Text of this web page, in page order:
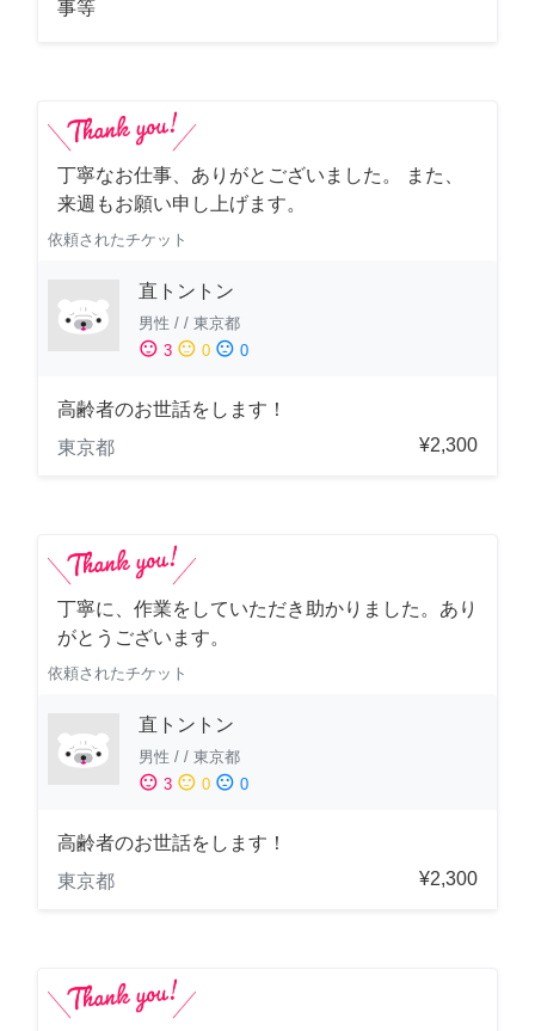
事等
丁寧なお仕事、ありがとございました。 また、
来週もお願い申し上げます。
依頼されたチケット
直トントン
男性 / / 東京都
sentiment_satisfied 3 sentiment_neutral 0 sentiment_dissatisfied 0
高齢者のお世話をします！
東京都
¥2,300
丁寧に、作業をしていただき助かりました。あり
がとうございます。
依頼されたチケット
直トントン
男性 / / 東京都
sentiment_satisfied 3 sentiment_neutral 0 sentiment_dissatisfied 0
高齢者のお世話をします！
東京都
¥2,300